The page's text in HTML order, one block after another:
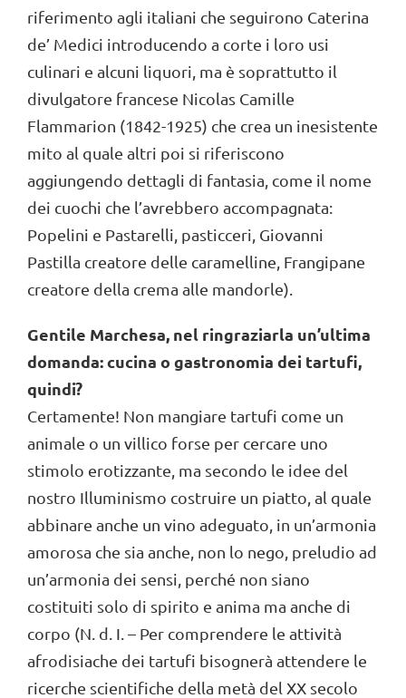
riferimento agli italiani che seguirono Caterina
de’ Medici introducendo a corte i loro usi
culinari e alcuni liquori, ma è soprattutto il
divulgatore francese Nicolas Camille
Flammarion (1842-1925) che crea un inesistente
mito al quale altri poi si riferiscono
aggiungendo dettagli di fantasia, come il nome
dei cuochi che l’avrebbero accompagnata:
Popelini e Pastarelli, pasticceri, Giovanni
Pastilla creatore delle caramelline, Frangipane
creatore della crema alle mandorle).
Gentile Marchesa, nel ringraziarla un’ultima
domanda: cucina o gastronomia dei tartufi,
quindi?
Certamente! Non mangiare tartufi come un
animale o un villico forse per cercare uno
stimolo erotizzante, ma secondo le idee del
nostro Illuminismo costruire un piatto, al quale
abbinare anche un vino adeguato, in un’armonia
amorosa che sia anche, non lo nego, preludio ad
un’armonia dei sensi, perché non siano
costituiti solo di spirito e anima ma anche di
corpo (N. d. I. – Per comprendere le attività
afrodisiache dei tartufi bisognerà attendere le
ricerche scientifiche della metà del XX secolo